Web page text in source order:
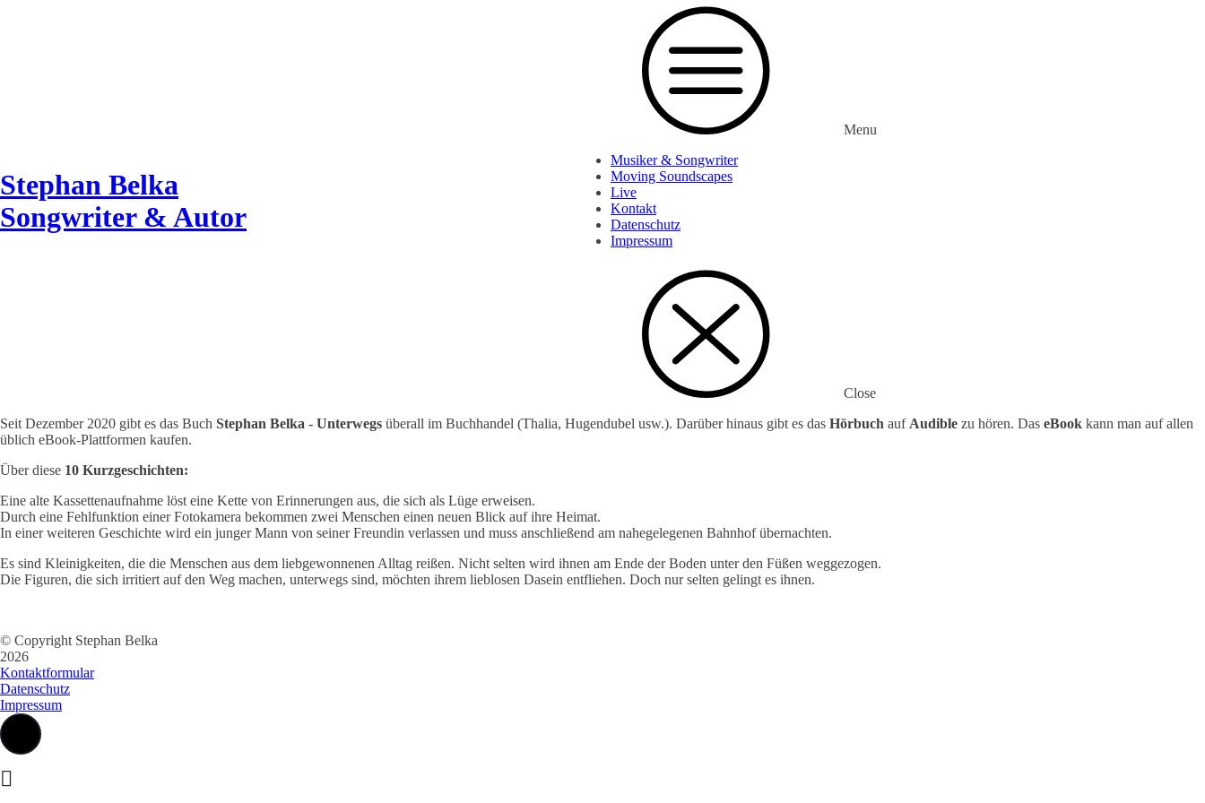
Stephan Belka
Songwriter & Autor
Menu
Musiker & Songwriter
Moving Soundscapes
Live
Kontakt
Datenschutz
Impressum
Close
Seit Dezember 2020 gibt es das Buch Stephan Belka - Unterwegs überall im Buchhandel (Thalia, Hugendubel usw.). Darüber hinaus gibt es das Hörbuch auf Audible zu hören. Das eBook kann man auf allen
üblich eBook-Plattformen kaufen.
Über diese 10 Kurzgeschichten:
Eine alte Kassettenaufnahme löst eine Kette von Erinnerungen aus, die sich als Lüge erweisen.
Durch eine Fehlfunktion einer Fotokamera bekommen zwei Menschen einen neuen Blick auf ihre Heimat.
In einer weiteren Geschichte wird ein junger Mann von seiner Freundin verlassen und muss anschließend am nahegelegenen Bahnhof übernachten.
Es sind Kleinigkeiten, die die Menschen aus dem liebgewonnenen Alltag reißen. Nicht selten wird ihnen am Ende der Boden unter den Füßen weggezogen.
Die Figuren, die sich irritiert auf den Weg machen, unterwegs sind, möchten ihrem lieblosen Dasein entfliehen. Doch nur selten gelingt es ihnen.
© Copyright Stephan Belka
2026
Kontaktformular
Datenschutz
Impressum